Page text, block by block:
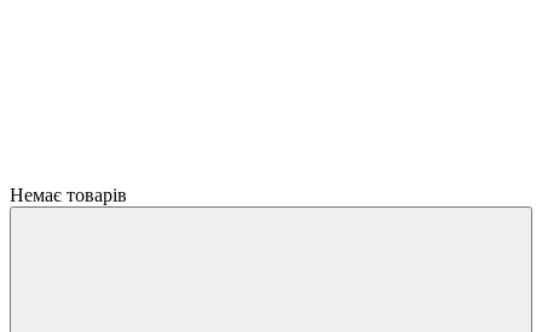
Немає товарів